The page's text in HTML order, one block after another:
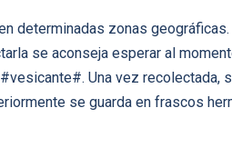
determinadas zonas
se aconseja esperar al
Una vez recolectada,
se guarda en frascos